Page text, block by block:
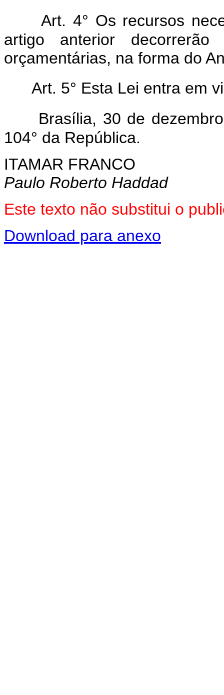
Art. 4° Os recursos
artigo anterior
orçamentárias, na forma do
Art. 5° Esta Lei entra em
Brasília, 30 de
104° da República.
ITAMAR FRANCO
Paulo Roberto Haddad
Este texto não substitui o
Download para anexo